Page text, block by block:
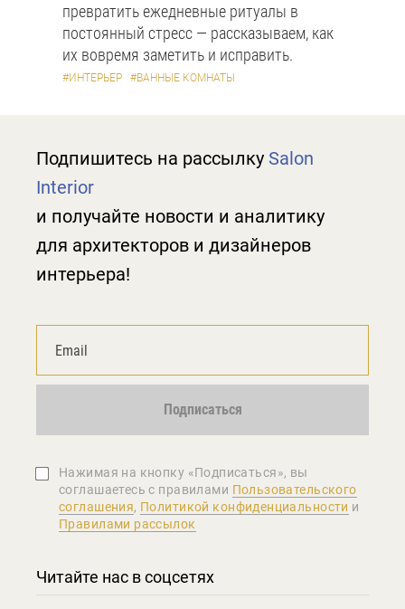
превратить ежедневные ритуалы в
постоянный стресс — рассказываем, как
их вовремя заметить и исправить.
#ИНТЕРЬЕР #ВАННЫЕ КОМНАТЫ
Подпишитесь на рассылку Salon
Interior
и получайте новости и аналитику
для архитекторов и дизайнеров
интерьера!
Подписаться
Нажимая на кнопку «Подписаться», вы
соглашаетеcь с правилами Пользовательского
соглашения, Политикой конфиденциальности и
Правилами рассылок
Читайте нас в соцсетях